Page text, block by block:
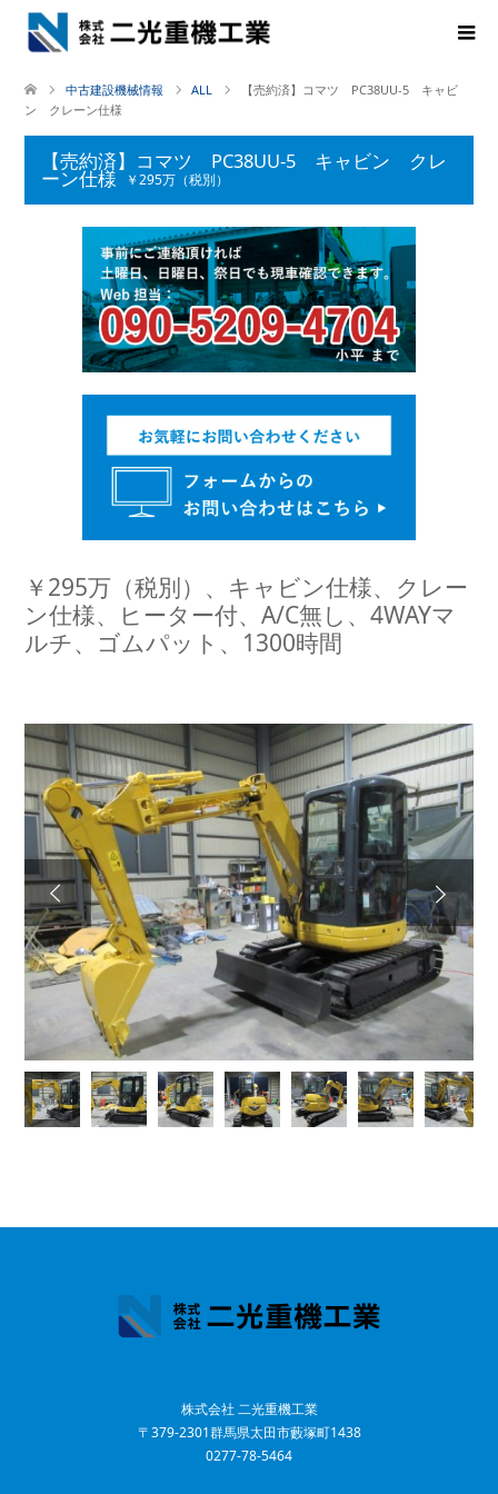
中古建設機械情報 ALL
【売約済】コマツ PC38UU-5 キャビ
ン クレーン仕様
【売約済】コマツ PC38UU-5 キャビン クレ
ーン仕様 ￥295万（税別）
￥295万（税別）、キャビン仕様、クレー
ン仕様、ヒーター付、A/C無し、4WAYマ
ルチ、ゴムパット、1300時間
Next
株式会社 二光重機工業
〒379-2301群馬県太田市藪塚町1438
0277-78-5464